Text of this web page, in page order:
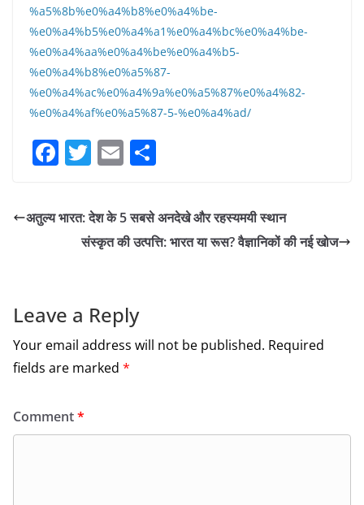
%a5%8b%e0%a4%b8%e0%a4%be-
%e0%a4%b5%e0%a4%a1%e0%a4%bc%e0%a4%be-
%e0%a4%aa%e0%a4%be%e0%a4%b5-
%e0%a4%b8%e0%a5%87-
%e0%a4%ac%e0%a4%9a%e0%a5%87%e0%a4%82-
%e0%a4%af%e0%a5%87-5-%e0%a4%ad/
F
c
e
o
k
T
itt
er
E
ai
l
ar
e
अतुल्य भारत: देश के 5 सबसे अनदेखे और रहस्यमयी स्थान
संस्कृत की उत्पत्ति: भारत या रूस? वैज्ञानिकों की नई खोज
Leave a Reply
Your email address will not be published. Required
fields are marked *
Comment*